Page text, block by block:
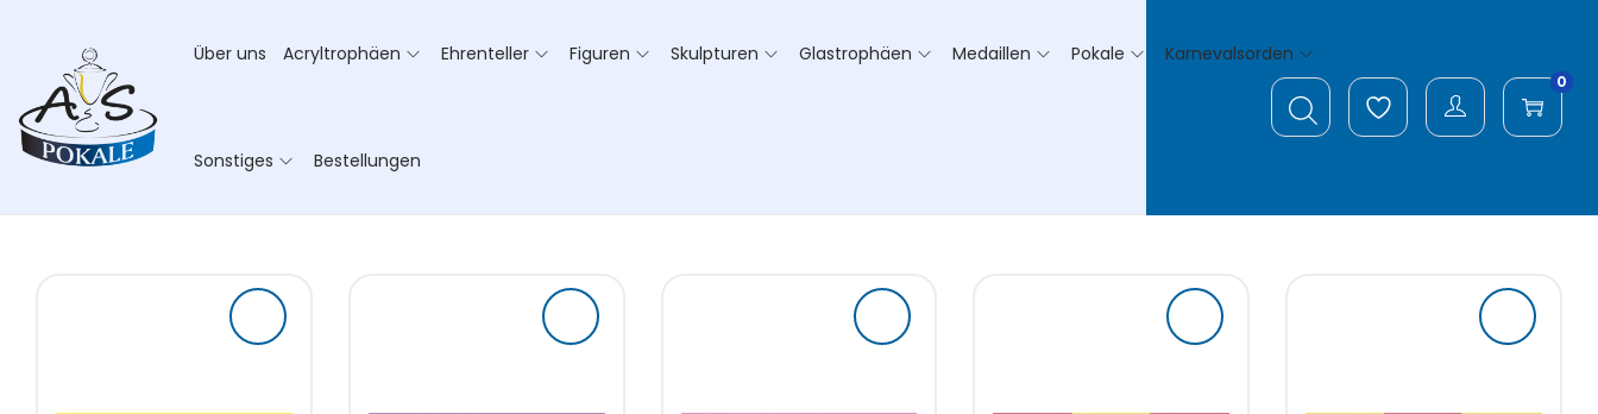
Über uns Acryltrophäen Ehrenteller Figuren Skulpturen Glastrophäen Medaillen Pokale Karnevalsorden
Sonstiges Bestellungen
0